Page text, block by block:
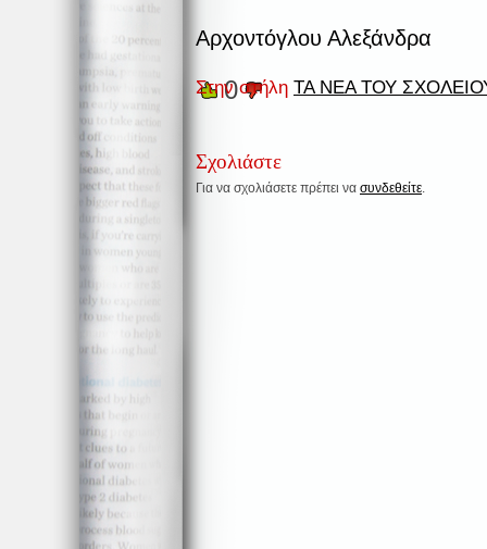
Αρχοντόγλου Αλεξάνδρα
Στην στήλη ΤΑ ΝΕΑ ΤΟΥ
0
Σχολιάστε
Για να σχολιάσετε πρέπει να συνδεθείτε.